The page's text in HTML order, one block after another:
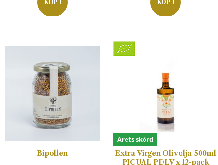
KÖP ! KÖP !
Bipollen
Årets skörd
Extra Virgen Olivolja 500ml
PICUAL PDLV x 12-pack